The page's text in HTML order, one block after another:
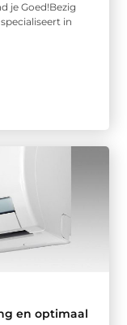
je Goed!Bezig
in
en optimaal